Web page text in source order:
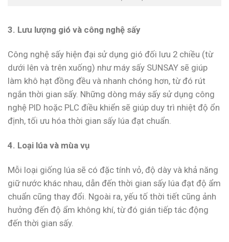
3. Lưu lượng gió và công nghệ sấy
Công nghệ sấy hiện đại sử dụng gió đối lưu 2 chiều (từ
dưới lên và trên xuống) như máy sấy SUNSAY sẽ giúp
làm khô hạt đồng đều và nhanh chóng hơn, từ đó rút
ngắn thời gian sấy. Những dòng máy sấy sử dụng công
nghệ PID hoặc PLC điều khiển sẽ giúp duy trì nhiệt độ ổn
định, tối ưu hóa thời gian sấy lúa đạt chuẩn.
4. Loại lúa và mùa vụ
Mỗi loại giống lúa sẽ có đặc tính vỏ, độ dày và khả năng
giữ nước khác nhau, dẫn đến thời gian sấy lúa đạt độ ẩm
chuẩn cũng thay đổi. Ngoài ra, yếu tố thời tiết cũng ảnh
hưởng đến độ ẩm không khí, từ đó gián tiếp tác động
đến thời gian sấy.